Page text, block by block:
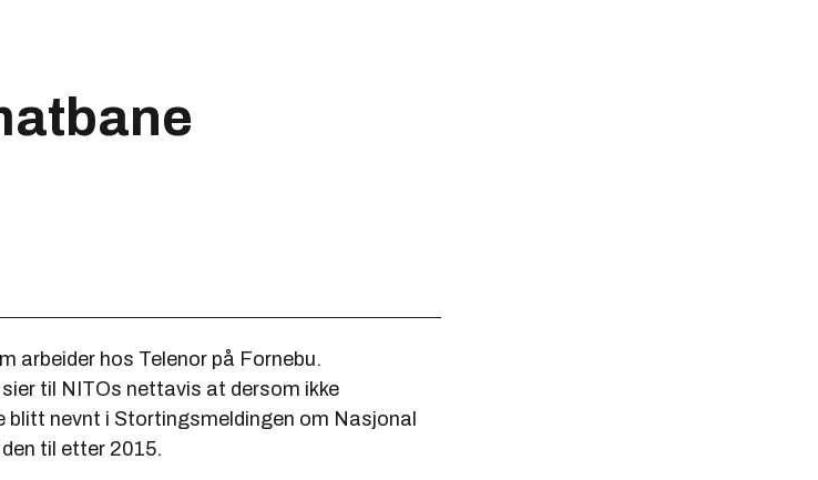
arbeider hos Telenor på Fornebu.
sier til NITOs nettavis at dersom ikke
nevnt i Stortingsmeldingen om Nasjonal
til etter 2015.